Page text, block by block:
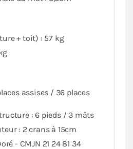
+ toit) : 57 kg
assises / 36 places
: 6 pieds / 3 mâts
: 2 crans à 15cm
- CMJN 21 24 81 34